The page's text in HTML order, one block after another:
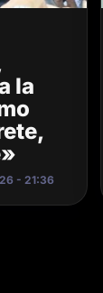
la
- 21:36